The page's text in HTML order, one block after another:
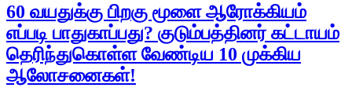
60 வயதுக்கு பிறகு மூளை ஆரோக்கியம்
எப்படி பாதுகாப்பது? குடும்பத்தினர் கட்டாயம்
தெரிந்துகொள்ள வேண்டிய 10 முக்கிய
ஆலோசனைகள்!